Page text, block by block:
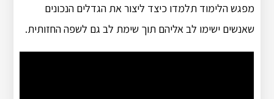
מפגש הלימוד תלמדו כיצד ליצור את הגדלים הנכונים
שאנשים ישימו לב אליהם תוך שימת לב גם לשפה החזותית.